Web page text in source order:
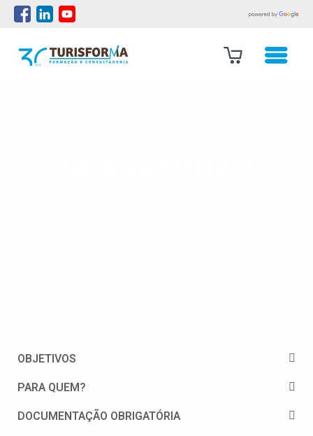
OBJETIVOS
PARA QUEM?
DOCUMENTAÇÃO OBRIGATÓRIA